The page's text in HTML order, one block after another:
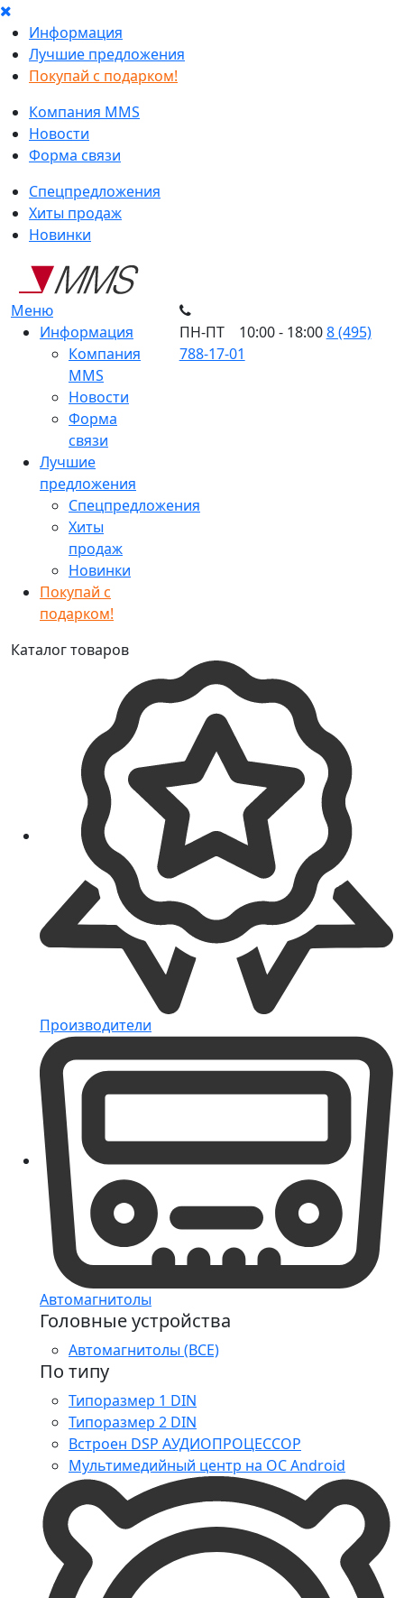
Информация
Лучшие предложения
Покупай с подарком!
Компания MMS
Новости
Форма связи
Спецпредложения
Хиты продаж
Новинки
Меню
Информация
Компания
MMS
Новости
Форма
связи
Лучшие
предложения
Спецпредложения
Хиты
продаж
Новинки
Покупай с
подарком!
ПН-ПТ 10:00 - 18:008 (495)
788-17-01
Каталог товаров
Производители
Автомагнитолы
Головные устройства
Автомагнитолы (ВСЕ)
По типу
Типоразмер 1 DIN
Типоразмер 2 DIN
Встроен DSP АУДИОПРОЦЕССОР
Мультимедийный центр на ОС Android